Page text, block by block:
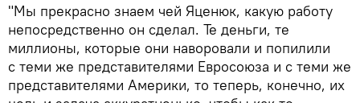
"Мы прекрасно знаем чей Яценюк, какую работу
непосредственно он сделал. Те деньги, те
миллионы, которые они наворовали и попилили
с теми же представителями Евросоюза и с теми же
представителями Америки, то теперь, конечно, их